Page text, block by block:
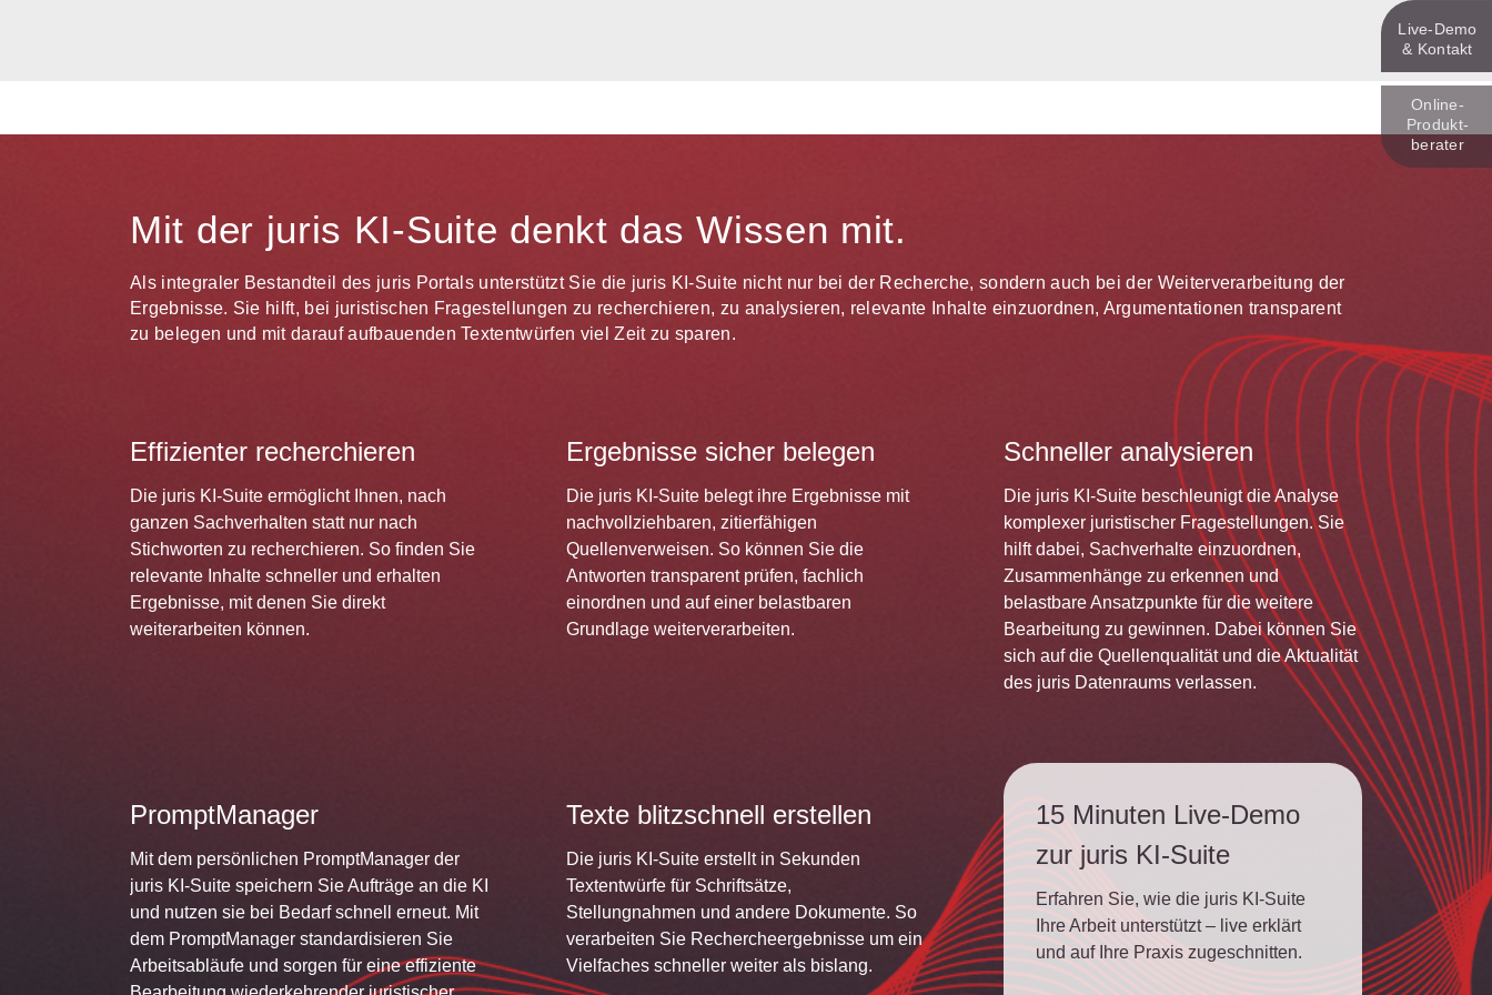
Mit der juris KI-Suite denkt das Wissen mit.
Als integraler Bestandteil des juris Portals unterstützt Sie die juris KI-Suite nicht nur bei der Recherche, sondern auch bei der Weiterverarbeitung der
Ergebnisse. Sie hilft, bei juristischen Fragestellungen zu recherchieren, zu analysieren, relevante Inhalte einzuordnen, Argumentationen transparent
zu belegen und mit darauf aufbauenden Textentwürfen viel Zeit zu sparen.
Effizienter recherchieren
Die juris KI-Suite ermöglicht Ihnen, nach
ganzen Sachverhalten statt nur nach
Stichworten zu recherchieren. So finden Sie
relevante Inhalte schneller und erhalten
Ergebnisse, mit denen Sie direkt
weiterarbeiten können.
Ergebnisse sicher belegen
Die juris KI-Suite belegt ihre Ergebnisse mit
nachvollziehbaren, zitierfähigen
Quellenverweisen. So können Sie die
Antworten transparent prüfen, fachlich
einordnen und auf einer belastbaren
Grundlage weiterverarbeiten.
Schneller analysieren
Die juris KI-Suite beschleunigt die Analyse
komplexer juristischer Fragestellungen. Sie
hilft dabei, Sachverhalte einzuordnen,
Zusammenhänge zu erkennen und
belastbare Ansatzpunkte für die weitere
Bearbeitung zu gewinnen. Dabei können Sie
sich auf die Quellenqualität und die Aktualität
des juris Datenraums verlassen.
PromptManager
Mit dem persönlichen PromptManager der
juris KI-Suite speichern Sie Aufträge an die KI
und nutzen sie bei Bedarf schnell erneut. Mit
dem PromptManager standardisieren Sie
Arbeitsabläufe und sorgen für eine effiziente
Texte blitzschnell erstellen
Die juris KI-Suite erstellt in Sekunden
Textentwürfe für Schriftsätze,
Stellungnahmen und andere Dokumente. So
verarbeiten Sie Rechercheergebnisse um ein
Vielfaches schneller weiter als bislang.
15 Minuten Live-Demo
zur juris KI-Suite
Erfahren Sie, wie die juris KI-Suite
Ihre Arbeit unterstützt – live erklärt
und auf Ihre Praxis zugeschnitten.
Live‑Demo
& Kontakt
Online-
Produkt­
berater